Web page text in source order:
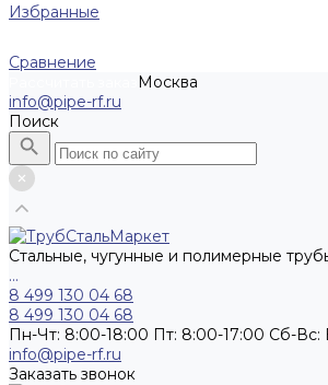
Избранные
Сравнение
Москва
info@pipe-rf.ru
Поиск
Стальные, чугунные и полимерные
...
8 499 130 04 68
8 499 130 04 68
Пн-Чт: 8:00-18:00 Пт: 8:00-17:00 Сб-Вс:
info@pipe-rf.ru
Заказать звонок